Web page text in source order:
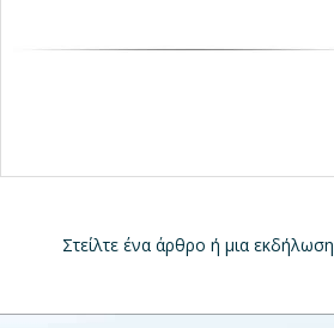
Στείλτε ένα άρθρο ή μια εκδήλωση